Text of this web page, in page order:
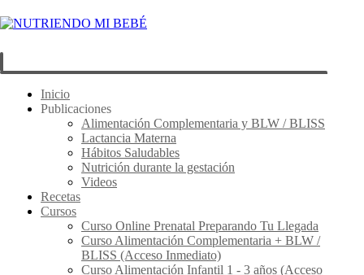
Inicio
Publicaciones
Alimentación Complementaria y BLW / BLISS
Lactancia Materna
Hábitos Saludables
Nutrición durante la gestación
Videos
Recetas
Cursos
Curso Online Prenatal Preparando Tu Llegada
Curso Alimentación Complementaria + BLW /
BLISS (Acceso Inmediato)
Curso Alimentación Infantil 1 - 3 años (Acceso